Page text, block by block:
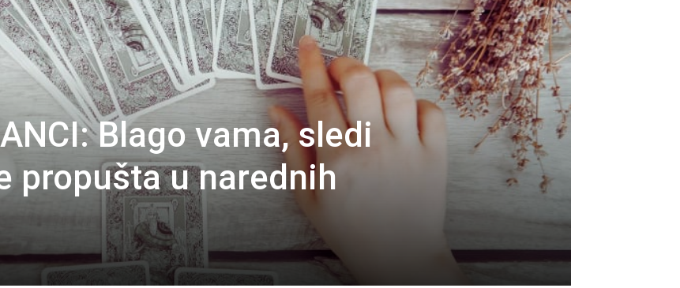
Blago vama, sledi
propušta u narednih